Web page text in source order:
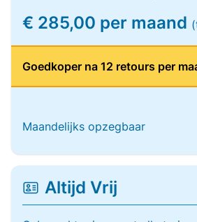
€ 285,00 per maand
Goedkoper na 12 retours per
Maandelijks opzegbaar
Altijd Vrij